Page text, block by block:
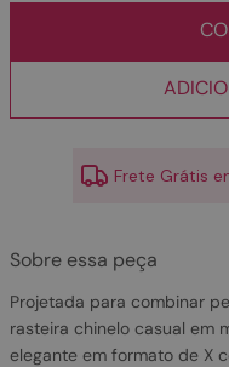
Frete Grátis
Sobre essa peça
Projetada para combinar
rasteira chinelo casual em
elegante em formato de X